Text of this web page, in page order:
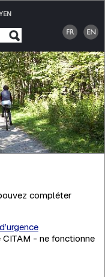
compléter
CITAM - ne fonctionne